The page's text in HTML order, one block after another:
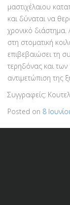
μαστιχέλαιου
και δύναται να
χρονικό
στη στοματική
επιβεβαιώσει τη
τερηδόνας και
αντιμετώπιση της
Συγγραφείς:
Posted on 8